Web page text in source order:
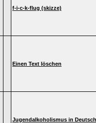
f-i-c-k-flug (skizze)
Einen Text löschen
Jugendalkoholismus in